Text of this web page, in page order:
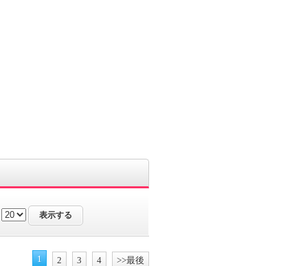
1 2 3 4 >>最後